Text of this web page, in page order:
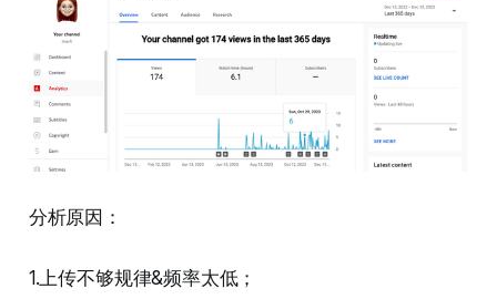
分析原因：
1.上传不够规律&频率太低；